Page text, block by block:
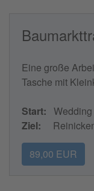
Eine große
Tasche mit
Start: Wedding
Ziel:
89,00 EUR